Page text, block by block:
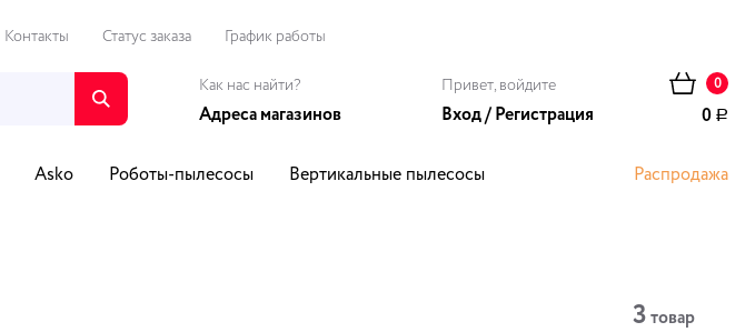
0
0 Р
Привет, войдите
Вход/ Регистрация
Контакты Статус заказа График работы
Как нас найти?
Адреса магазинов
Asko Роботы-пылесосы
Вертикальные пылесосы
Распродажа
3 товар